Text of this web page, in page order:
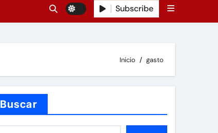
Subscribe
Inicio gasto
Buscar